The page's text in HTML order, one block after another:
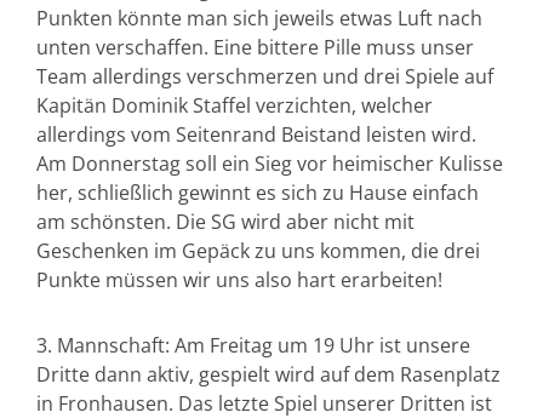
Punkten könnte man sich jeweils etwas Luft nach
unten verschaffen. Eine bittere Pille muss unser
Team allerdings verschmerzen und drei Spiele auf
Kapitän Dominik Staffel verzichten, welcher
allerdings vom Seitenrand Beistand leisten wird.
Am Donnerstag soll ein Sieg vor heimischer Kulisse
her, schließlich gewinnt es sich zu Hause einfach
am schönsten. Die SG wird aber nicht mit
Geschenken im Gepäck zu uns kommen, die drei
Punkte müssen wir uns also hart erarbeiten!
3. Mannschaft: Am Freitag um 19 Uhr ist unsere
Dritte dann aktiv, gespielt wird auf dem Rasenplatz
in Fronhausen. Das letzte Spiel unserer Dritten ist